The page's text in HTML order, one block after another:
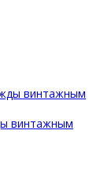
винтажным